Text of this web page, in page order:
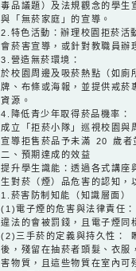
毒品議題）及法規觀念的學生
與「無菸家庭」的宣導。
2.特色活動：辦理校園拒菸活
會菸害宣導，或針對教職員辦
3.營造無菸環境：
於校園周邊及吸菸熱點（如廁
牌、布條或海報，並提供戒
資源。
4.降低青少年取得菸品機率：
成立「拒菸小隊」巡視校園與
宣導拒售菸品予未滿 20 歲者
二、預期達成的效益
提升學生識能：透過各式講座
生對菸（煙）品危害的認知，
1.菸害防制知能（知識層面）
(1)電子煙的危害與法律責任
違法的會被罰錢，且電子煙同
(2)三手菸的定義與持久性：
後，殘留在抽菸者頭髮、衣服
害物質，且這些物質在室內